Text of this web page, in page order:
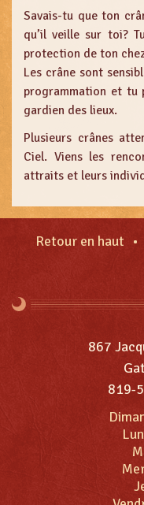
Savais-tu que ton
qu’il veille sur toi?
protection de ton
Les crâne sont
programmation et tu
gardien des lieux.
Plusieurs crânes
Ciel. Viens les
attraits et leurs
Retour en haut
867
819-